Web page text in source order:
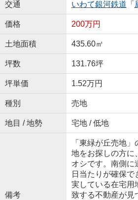
交通 いわて銀河鉄道 「
価格 200万円
土地面積 435.60㎡
坪数 131.76坪
坪単価 1.52万円
種別 売地
地目 / 地勢 宅地 / 低地
備考
「東緑が丘売地
地をお探しの方に
オシです。南側に
日当たりが確保
実している在宅用
致する不動産が見